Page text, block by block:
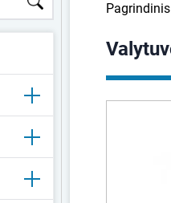
Pagrindinis